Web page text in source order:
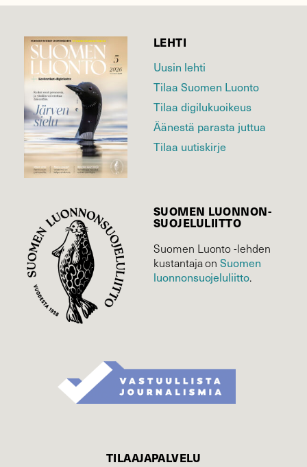
LEHTI
Uusin lehti
Tilaa Suomen Luonto
Tilaa digilukuoikeus
Äänestä parasta juttua
Tilaa uutiskirje
SUOMEN LUONNON­
SUOJELU­LIITTO
Suomen Luonto -lehden
kustantaja onSuomen
luonnonsuojelu­liitto.
TILAAJAPALVELU